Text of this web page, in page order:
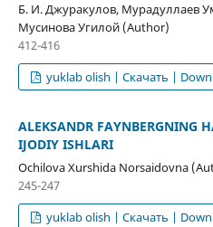
Б. И. Джуракулов, Мурадуллаев
Мусинова Угилой (Author)
412-416
yuklab olish | Скачать |
ALEKSANDR FAYNBERGNING
IJODIY ISHLARI
Ochilova Xurshida Norsaidovna
245-247
yuklab olish | Скачать |